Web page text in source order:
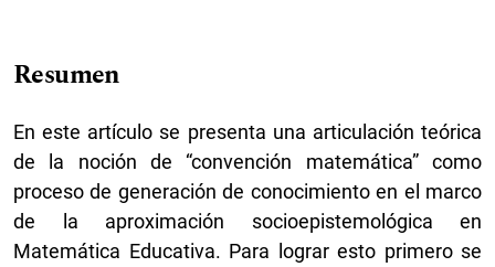
Resumen
En este artículo se presenta una articulación teórica
de la noción de “convención matemática” como
proceso de generación de conocimiento en el marco
de la aproximación socioepistemológica en
Matemática Educativa. Para lograr esto primero se